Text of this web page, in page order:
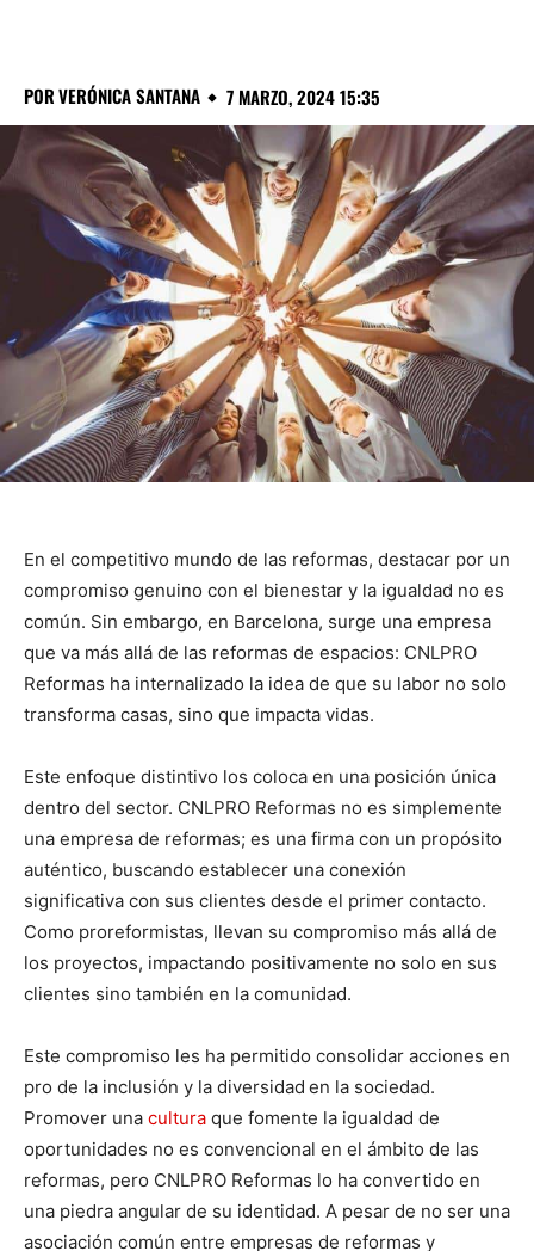
PORVERÓNICA SANTANA 7 MARZO, 2024 15:35
En el competitivo mundo de las reformas, destacar por un
compromiso genuino con el bienestar y la igualdad no es
común. Sin embargo, en Barcelona, surge una empresa
que va más allá de las reformas de espacios: CNLPRO
Reformas ha internalizado la idea de que su labor no solo
transforma casas, sino que impacta vidas.
Este enfoque distintivo los coloca en una posición única
dentro del sector. CNLPRO Reformas no es simplemente
una empresa de reformas; es una firma con un propósito
auténtico, buscando establecer una conexión
significativa con sus clientes desde el primer contacto.
Como proreformistas, llevan su compromiso más allá de
los proyectos, impactando positivamente no solo en sus
clientes sino también en la comunidad.
Este compromiso les ha permitido consolidar acciones en
pro de la inclusión y la diversidad en la sociedad.
Promover una cultura que fomente la igualdad de
oportunidades no es convencional en el ámbito de las
reformas, pero CNLPRO Reformas lo ha convertido en
una piedra angular de su identidad. A pesar de no ser una
asociación común entre empresas de reformas y